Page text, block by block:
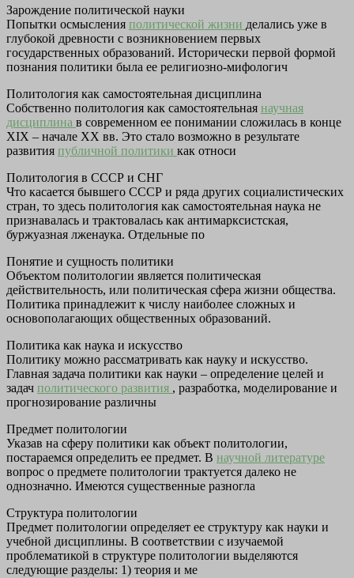
Зарождение политической науки
Попытки осмысления политической жизни делались уже в
глубокой древности с возникновением первых
государственных образований. Исторически первой формой
познания политики была ее религиозно-мифологич
Политология как самостоятельная дисциплина
Собственно политология как самостоятельная научная
дисциплина в современном ее понимании сложилась в конце
XIX – начале XX вв. Это стало возможно в результате
развития публичной политики как относи
Политология в СССР и СНГ
Что касается бывшего СССР и ряда других социалистических
стран, то здесь политология как самостоятельная наука не
признавалась и трактовалась как антимарксистская,
буржуазная лженаука. Отдельные по
Понятие и сущность политики
Объектом политологии является политическая
действительность, или политическая сфера жизни общества.
Политика принадлежит к числу наиболее сложных и
основополагающих общественных образований.
Политика как наука и искусство
Политику можно рассматривать как науку и искусство.
Главная задача политики как науки – определение целей и
задач политического развития , разработка, моделирование и
прогнозирование различны
Предмет политологии
Указав на сферу политики как объект политологии,
постараемся определить ее предмет. В научной литературе
вопрос о предмете политологии трактуется далеко не
однозначно. Имеются существенные разногла
Структура политологии
Предмет политологии определяет ее структуру как науки и
учебной дисциплины. В соответствии с изучаемой
проблематикой в структуре политологии выделяются
следующие разделы: 1) теория и ме